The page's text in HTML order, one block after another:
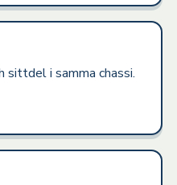
sittdel i samma chassi.